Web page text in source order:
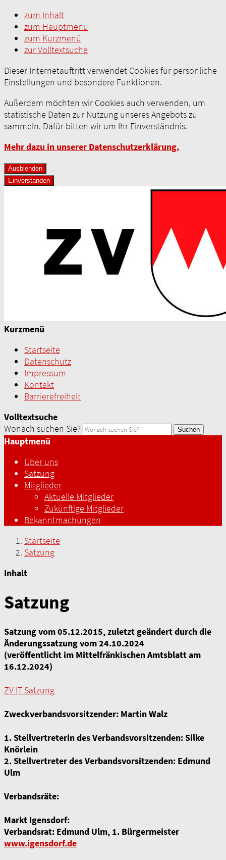
zum Inhalt
zum Hauptmenü
zum Kurzmenü
zur Volltextsuche
Dieser Internetauftritt verwendet Cookies für persönliche
Einstellungen und besondere Funktionen.
Außerdem möchten wir Cookies auch verwenden, um
statistische Daten zur Nutzung unseres Angebots zu
sammeln. Dafür bitten wir um Ihr Einverständnis.
Mehr dazu in unserer Datenschutzerklärung.
Ausblenden
Einverstanden
Kurzmenü
Startseite
Datenschutz
Impressum
Kontakt
Barrierefreiheit
Volltextsuche
Wonach suchen Sie?
Suchen
Hauptmenü
Über uns
Satzung
Mitglieder
Aktuelle Mitglieder
Zukünftige Mitglieder
Bekanntmachungen
Startseite
Satzung
Inhalt
Satzung
Satzung vom 05.12.2015, zuletzt geändert durch die
Änderungssatzung vom 24.10.2024
(veröffentlicht im Mittelfränkischen Amtsblatt am
16.12.2024)
ZV IT Satzung
Zweckverbandsvorsitzender: Martin Walz
1. Stellvertreterin des Verbandsvorsitzenden: Silke
Knörlein
2. Stellvertreter des Verbandsvorsitzenden: Edmund
Ulm
Verbandsräte:
Markt Igensdorf:
Verbandsrat: Edmund Ulm, 1. Bürgermeister
www.igensdorf.de